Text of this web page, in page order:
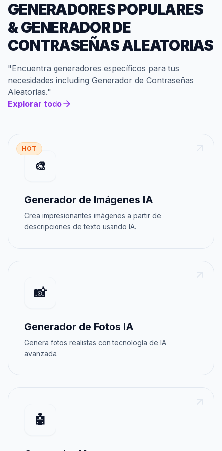
GENERADORES POPULARES
&GENERADOR DE
CONTRASEÑAS ALEATORIAS
"Encuentra generadores específicos para tus
necesidades including Generador de Contraseñas
Aleatorias."
Explorar todo
HOT
🎨
Generador de Imágenes IA
Crea impresionantes imágenes a partir de
descripciones de texto usando IA.
📸
Generador de Fotos IA
Genera fotos realistas con tecnología de IA
avanzada.
🤖